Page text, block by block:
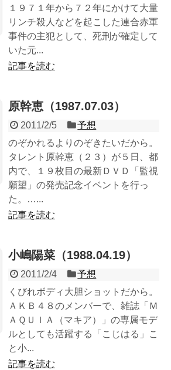
１９７１年から７２年にかけて大量
リンチ殺人などを起こした連合赤軍
事件の主犯として、死刑が確定して
いた元...
記事を読む
原幹恵（1987.07.03）
2011/2/5
予想
のぞかれるよりのぞきたいだから。
タレント原幹恵（２３）が５日、都
内で、１９枚目の最新ＤＶＤ「監視
願望」の発売記念イベントを行っ
た。…...
記事を読む
小嶋陽菜（1988.04.19）
2011/2/4
予想
くびれボディ大胆ショットだから。
ＡＫＢ４８のメンバーで、雑誌「Ｍ
ＡＱＵＩＡ（マキア）」の専属モデ
ルとしても活躍する「こじはる」こ
と小...
記事を読む